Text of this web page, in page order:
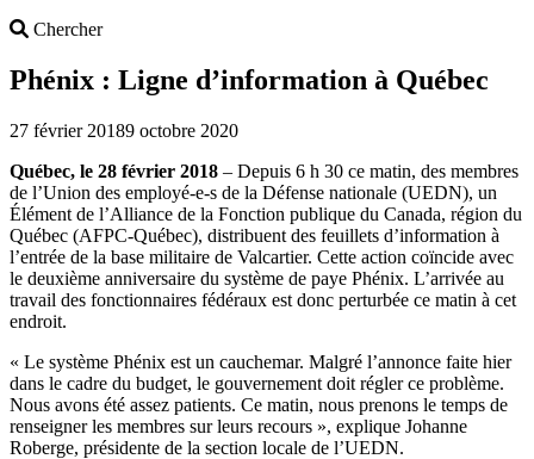
ChercherSearch
Phénix : Ligne d’information à Québec
27 février 20189 octobre 2020
Québec, le 28 février 2018 – Depuis 6 h 30 ce matin, des membres
de l’Union des employé-e-s de la Défense nationale (UEDN), un
Élément de l’Alliance de la Fonction publique du Canada, région du
Québec (AFPC-Québec), distribuent des feuillets d’information à
l’entrée de la base militaire de Valcartier. Cette action coïncide avec
le deuxième anniversaire du système de paye Phénix. L’arrivée au
travail des fonctionnaires fédéraux est donc perturbée ce matin à cet
endroit.
« Le système Phénix est un cauchemar. Malgré l’annonce faite hier
dans le cadre du budget, le gouvernement doit régler ce problème.
Nous avons été assez patients. Ce matin, nous prenons le temps de
renseigner les membres sur leurs recours », explique Johanne
Roberge, présidente de la section locale de l’UEDN.